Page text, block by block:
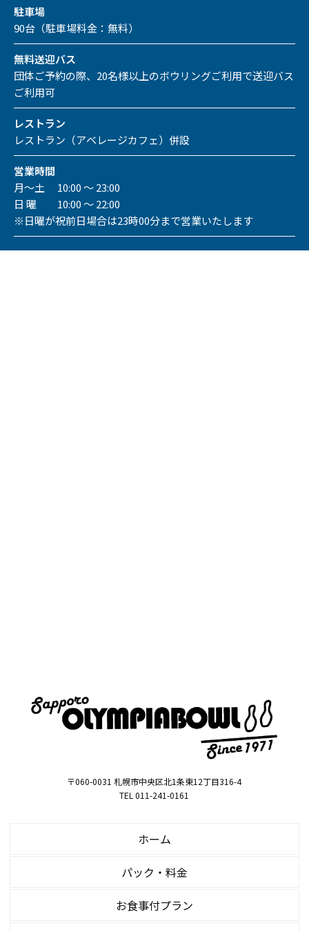
駐車場
90台（駐車場料金：無料）
無料送迎バス
団体ご予約の際、20名様以上のボウリングご利用で送迎バス
ご利用可
レストラン
レストラン（アベレージカフェ）併設
営業時間
月～土 10:00 ～ 23:00
日 曜 10:00 ～ 22:00
※日曜が祝前日場合は23時00分まで営業いたします
〒060-0031 札幌市中央区北1条東12丁目316-4
TEL 011-241-0161
ホーム
パック・料金
お食事付プラン